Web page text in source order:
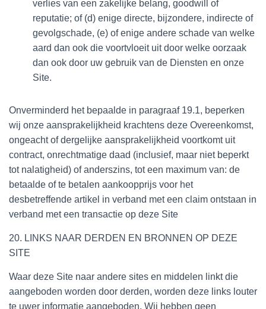
verlies van een zakelijke belang, goodwill of
reputatie; of (d) enige directe, bijzondere, indirecte of
gevolgschade, (e) of enige andere schade van welke
aard dan ook die voortvloeit uit door welke oorzaak
dan ook door uw gebruik van de Diensten en onze
Site.
Onverminderd het bepaalde in paragraaf 19.1, beperken
wij onze aansprakelijkheid krachtens deze Overeenkomst,
ongeacht of dergelijke aansprakelijkheid voortkomt uit
contract, onrechtmatige daad (inclusief, maar niet beperkt
tot nalatigheid) of anderszins, tot een maximum van: de
betaalde of te betalen aankoopprijs voor het
desbetreffende artikel in verband met een claim ontstaan in
verband met een transactie op deze Site
20. LINKS NAAR DERDEN EN BRONNEN OP DEZE
SITE
Waar deze Site naar andere sites en middelen linkt die
aangeboden worden door derden, worden deze links louter
te uwer informatie aangeboden. Wij hebben geen